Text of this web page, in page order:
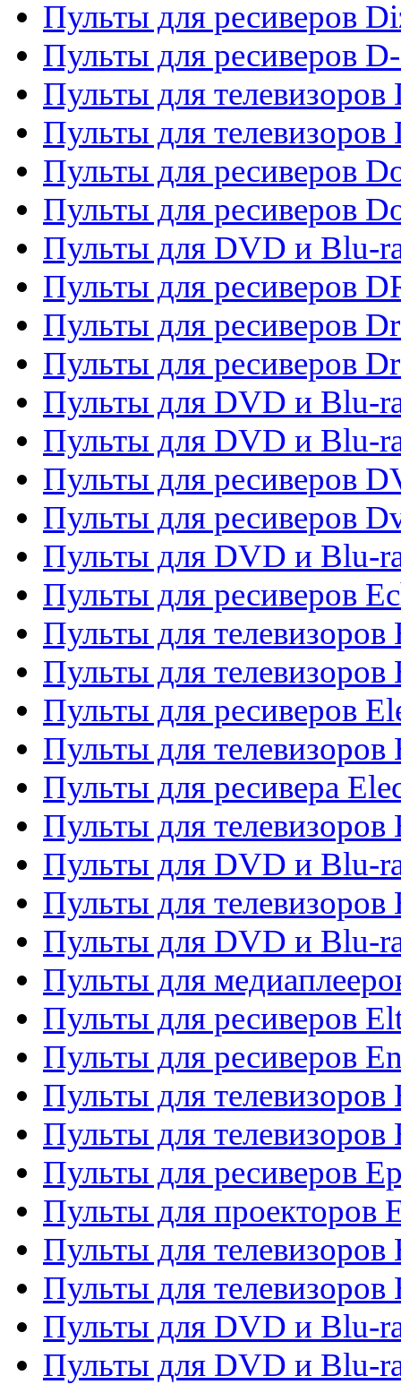
Пульты для ресиверов
Пульты для ресиверов
Пульты для телевизоров
Пульты для
Пульты для ресиверов
Пульты для ресиверов
Пульты для DVD и Blu-
Пульты для ресиверов
Пульты для ресиверов
Пульты для ресиверов
Пульты для DVD и Blu-
Пульты для DVD и Blu-
Пульты для ресиверов
Пульты для ресиверов
Пульты для DVD и Blu-
Пульты для ресиверов
Пульты для телевизоров
Пульты для телевизоров
Пульты для ресиверов
Пульты для телевизоров
Пульты для ресивера
Пульты для телевизоров
Пульты для DVD и Blu-
Пульты для телевизоров
Пульты для DVD и Blu-
Пульты для
Пульты для ресиверов
Пульты для ресиверов
Пульты для телевизоров
Пульты для телевизоров
Пульты для ресиверов
Пульты для проекторов
Пульты для телевизоров
Пульты для телевизоров
Пульты для DVD и Blu-
Пульты для DVD и Blu-